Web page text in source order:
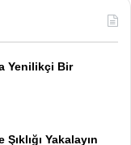
Yenilikçi Bir
Yakalayın